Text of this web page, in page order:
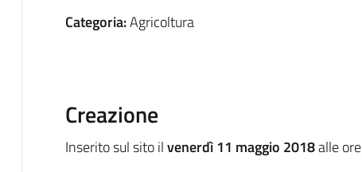
Categoria:Agricoltura
Creazione
Inserito sul sito ilvenerdì 11 maggio 2018alle ore